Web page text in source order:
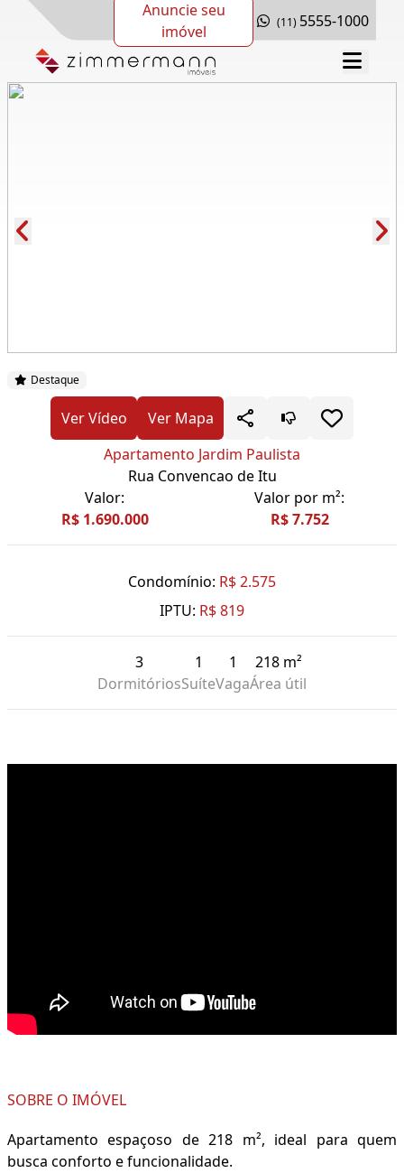
Anuncie seu
imóvel
(11) 5555-1000
Destaque
Ver Vídeo
Ver Mapa
Apartamento Jardim Paulista
Rua Convencao de Itu
Valor:
R$ 1.690.000
Valor por m²:
R$ 7.752
Condomínio: R$ 2.575
IPTU: R$ 819
3
Dormitórios
1
Suíte
1
Vaga
218 m²
Área útil
SOBRE O IMÓVEL
Apartamento espaçoso de 218 m², ideal para quem
busca conforto e funcionalidade.